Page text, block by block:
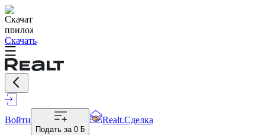
Скачать
Войти
Подать за 0 ƃ
Realt.Сделка